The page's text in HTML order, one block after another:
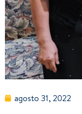
agosto 31, 2022